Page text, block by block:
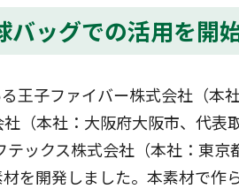
バッグでの活用を開
王子ファイバー株式会社（
（本社：大阪府大阪市、代
ックス株式会社（本社：東
を開発しました。本素材で